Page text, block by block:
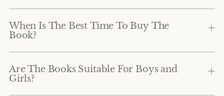
When Is The Best Time To Buy The
Book?
Are The Books Suitable For Boys and
Girls?